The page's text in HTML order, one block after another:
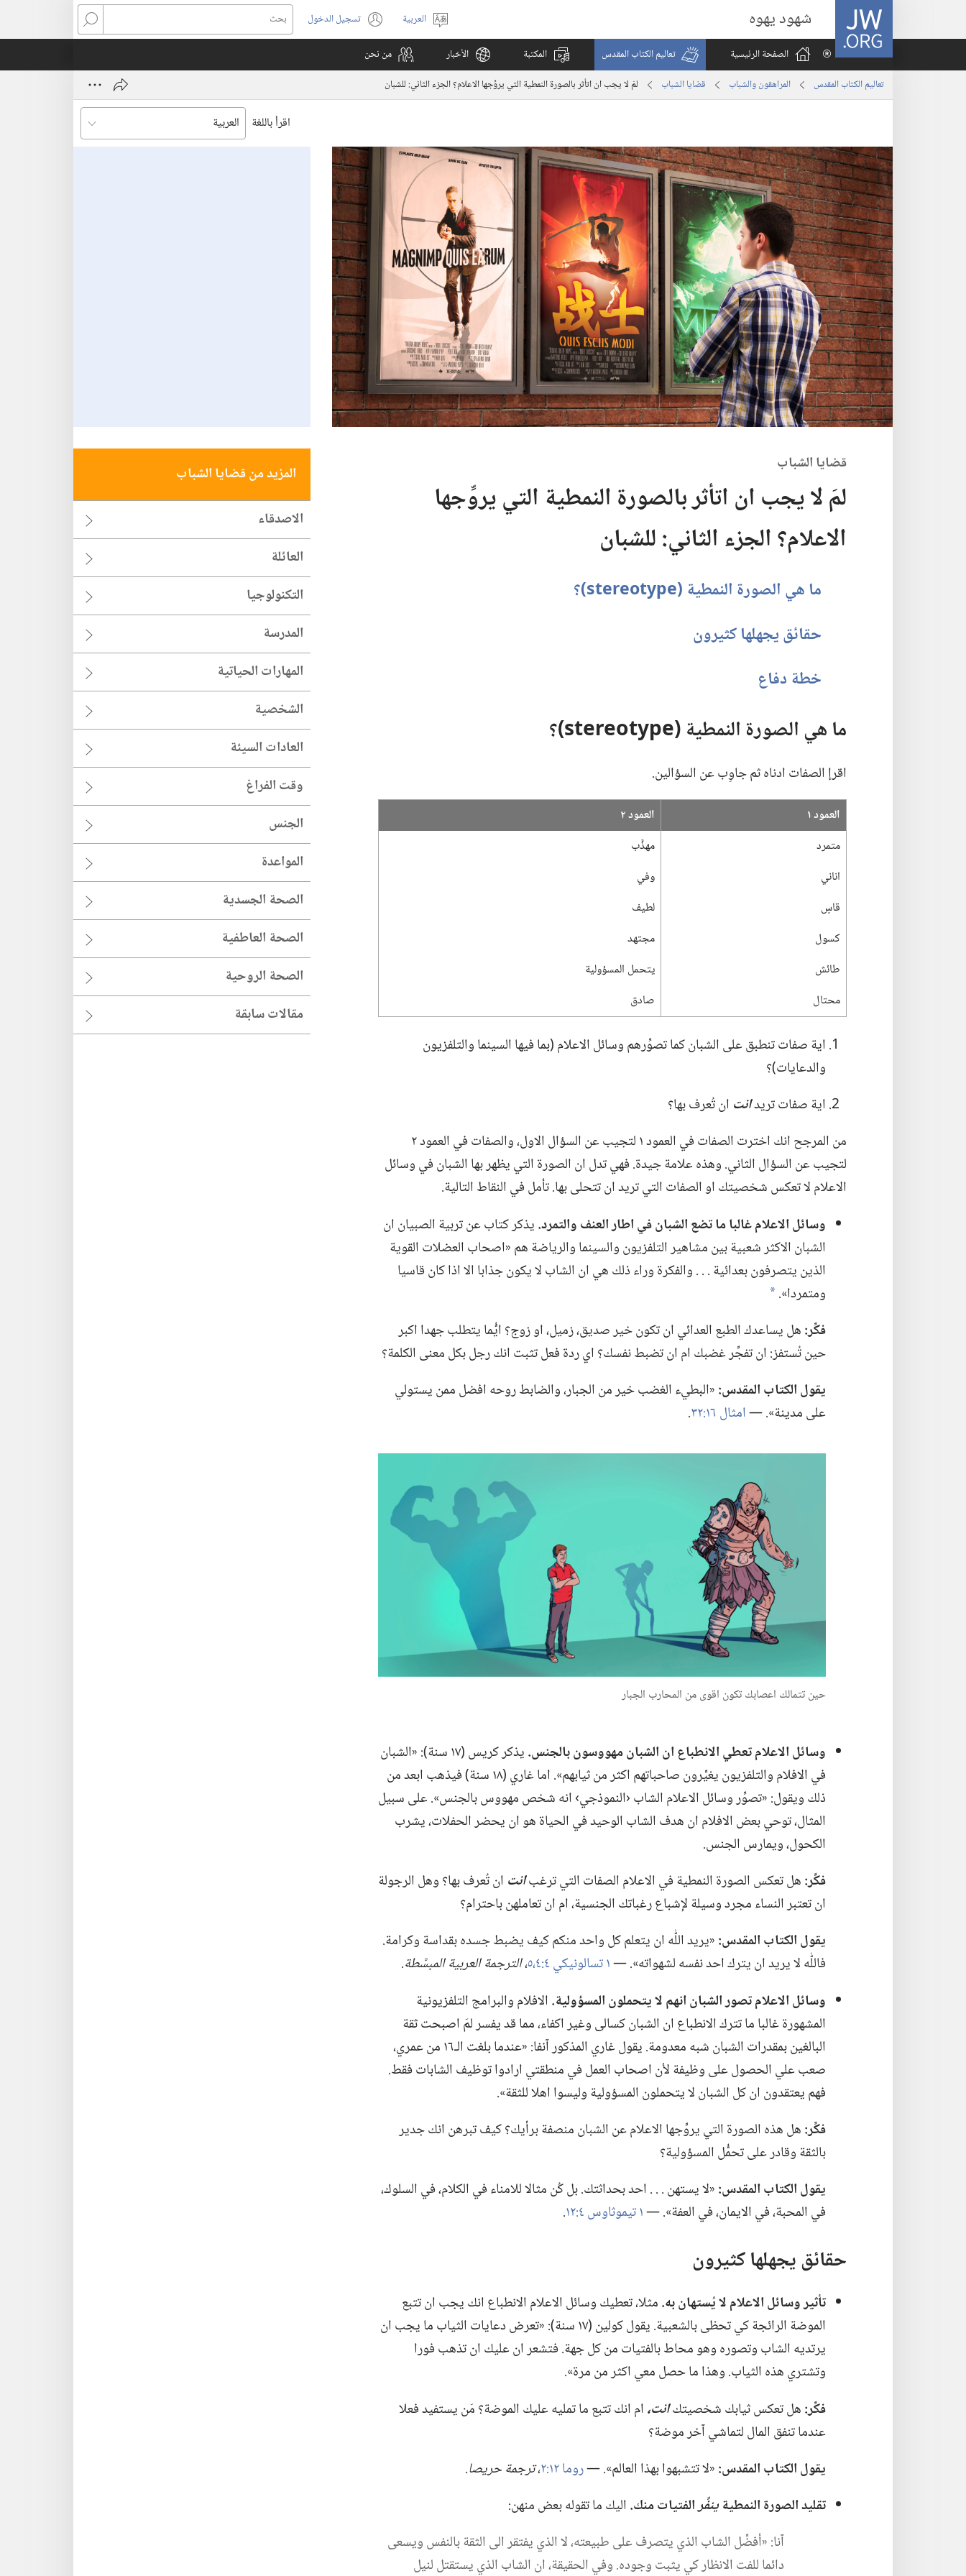
JW.ORG شهود يهوه
اختر
اللغة
العربية تسجيل الدخول
(يفتح
نافذة
بحث
الصفحة الرئيسية
تعاليم الكتاب المقدس المكتبة الأخبار من نحن
تعاليم الكتاب المقدس المراهقون والشباب قضايا الشباب لمَ لا يجب ان اتأثر بالصورة النمطية التي يروِّجها الاعلام؟‏ الجزء الثاني:‏ للشبان
اقرأ باللغة
قضايا الشباب
لمَ لا يجب ان اتأثر بالصورة النمطية التي يروِّجها
الاعلام؟‏ الجزء الثاني:‏ للشبان
ما هي الصورة النمطية (‏stereotype)‏؟‏
حقائق يجهلها كثيرون
خطة دفاع
ما هي الصورة النمطية (‏stereotype)‏؟‏
اقرإ الصفات ادناه ثم جاوِب عن السؤالين.‏
العمود ١
العمود ٢
متمرد
مهذَّب
اناني
وفي
قاسٍ
لطيف
كسول
مجتهد
طائش
يتحمل المسؤولية
محتال
صادق
اية صفات تنطبق على الشبان كما تصوِّرهم وسائل الاعلام (‏بما فيها السينما والتلفزيون
والدعايات)‏؟‏
اية صفات تريدانت ان تُعرف بها؟‏
من المرجح انك اخترت الصفات في العمود ١ لتجيب عن السؤال الاول،‏ والصفات في العمود ٢
لتجيب عن السؤال الثاني.‏ وهذه علامة جيدة.‏ فهي تدل ان الصورة التي يظهر بها الشبان في وسائل
الاعلام لا تعكس شخصيتك او الصفات التي تريد ان تتحلى بها.‏ تأمل في النقاط التالية.‏
وسائل الاعلام غالبا ما تضع الشبان في اطار العنف والتمرد.‏يذكر كتاب عن تربية الصبيان ان
الشبان الاكثر شعبية بين مشاهير التلفزيون والسينما والرياضة هم «اصحاب العضلات القوية
الذين يتصرفون بعدائية .‏ .‏ .‏ والفكرة وراء ذلك هي ان الشاب لا يكون جذابا الا اذا كان قاسيا
ومتمردا».‏ a
فكِّر:‏هل يساعدك الطبع العدائي ان تكون خير صديق،‏ زميل،‏ او زوج؟‏ ايُّما يتطلب جهدا اكبر
حين تُستفز:‏ ان تفجِّر غضبك ام ان تضبط نفسك؟‏ اي ردة فعل تثبت انك رجل بكل معنى الكلمة؟‏
يقول الكتاب المقدس:‏«البطيء الغضب خير من الجبار،‏ والضابط روحه افضل ممن يستولي
على مدينة».‏ —‏امثال ١٦:‏٣٢ ‏.‏
حين تتمالك اعصابك تكون اقوى من المحارب الجبار
وسائل الاعلام تعطي الانطباع ان الشبان مهووسون بالجنس.‏
يذكر كريس (‏١٧ سنة)‏:‏ «الشبان
في الافلام والتلفزيون يغيِّرون صاحباتهم اكثر من ثيابهم».‏ اما غاري (‏١٨ سنة)‏ فيذهب ابعد من
ذلك ويقول:‏ «تصوِّر وسائل الاعلام الشاب ‹النموذجي› انه شخص مهووس بالجنس».‏ على سبيل
المثال،‏ توحي بعض الافلام ان هدف الشاب الوحيد في الحياة هو ان يحضر الحفلات،‏ يشرب
الكحول،‏ ويمارس الجنس.‏
فكِّر:‏هل تعكس الصورة النمطية في الاعلام الصفات التي ترغبانت ان تُعرف بها؟‏ وهل الرجولة
ان تعتبر النساء مجرد وسيلة لإشباع رغباتك الجنسية،‏ ام ان تعاملهن باحترام؟‏
يقول الكتاب المقدس:‏«يريد اللّٰه ان يتعلم كل واحد منكم كيف يضبط جسده بقداسة وكرامة.‏
فاللّٰه لا يريد ان يترك احد نفسه لشهواته».‏ —‏١ تسالونيكي ٤:‏​٤،‏٥ ‏،‏الترجمة العربية المبسَّطة.‏
وسائل الاعلام تصور الشبان انهم لا يتحملون المسؤولية.‏الافلام والبرامج التلفزيونية
المشهورة غالبا ما تترك الانطباع ان الشبان كسالى وغير اكفاء،‏ مما قد يفسر لمَ اصبحت ثقة
البالغين بمقدرات الشبان شبه معدومة.‏ يقول غاري المذكور آنفا:‏ «عندما بلغت الـ‍١٦ من عمري،‏
صعب علي الحصول على وظيفة لأن اصحاب العمل في منطقتي ارادوا توظيف الشابات فقط.‏
فهم يعتقدون ان كل الشبان لا يتحملون المسؤولية وليسوا اهلا للثقة».‏
فكِّر:‏هل هذه الصورة التي يروِّجها الاعلام عن الشبان منصفة برأيك؟‏ كيف تبرهن انك جدير
بالثقة وقادر على تحمُّل المسؤولية؟‏
يقول الكتاب المقدس:‏«لا يستهن .‏ .‏ .‏ احد بحداثتك.‏ بل كُن مثالا للامناء في الكلام،‏ في السلوك،‏
في المحبة،‏ في الايمان،‏ في العفة».‏ —‏١ تيموثاوس ٤:‏١٢ ‏.‏
حقائق يجهلها كثيرون
تأثير وسائل الاعلام لا يُستهان به.‏مثلا،‏ تعطيك وسائل الاعلام الانطباع انك يجب ان تتبع
الموضة الرائجة كي تحظى بالشعبية.‏ يقول كولين (‏١٧ سنة)‏:‏ «تعرض دعايات الثياب ما يجب ان
يرتديه الشاب وتصوره وهو محاط بالفتيات من كل جهة.‏ فتشعر ان عليك ان تذهب فورا
وتشتري هذه الثياب.‏ وهذا ما حصل معي اكثر من مرة».‏
فكِّر:‏هل تعكس ثيابك شخصيتكانت،‏ام انك تتبع ما تمليه عليك الموضة؟‏ مَن يستفيد فعلا
عندما تنفق المال لتماشي آخر موضة؟‏
يقول الكتاب المقدس:‏«لا تتشبهوا بهذا العالم».‏ —‏روما ١٢:‏٢ ‏،‏ترجمة حريصا.‏
تقليد الصورة النمطيةينفِّرالفتيات منك.‏اليك ما تقوله بعض منهن:‏
آنا:‏ «أفضِّل الشاب الذي يتصرف على طبيعته،‏ لا الذي يفتقر الى الثقة بالنفس ويسعى
دائما للفت الانظار كي يثبت وجوده.‏ وفي الحقيقة،‏ ان الشاب الذي يستقتل لنيل
المزيد من قضايا الشباب
الاصدقاء
العائلة
التكنولوجيا
المدرسة
المهارات الحياتية
الشخصية
العادات السيئة
وقت الفراغ
الجنس
المواعدة
الصحة الجسدية
الصحة العاطفية
الصحة الروحية
مقالات سابقة